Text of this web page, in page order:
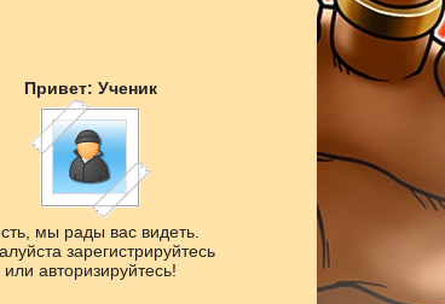
Привет: Ученик
мы рады вас видеть.
зарегистрируйтесь
или авторизируйтесь!